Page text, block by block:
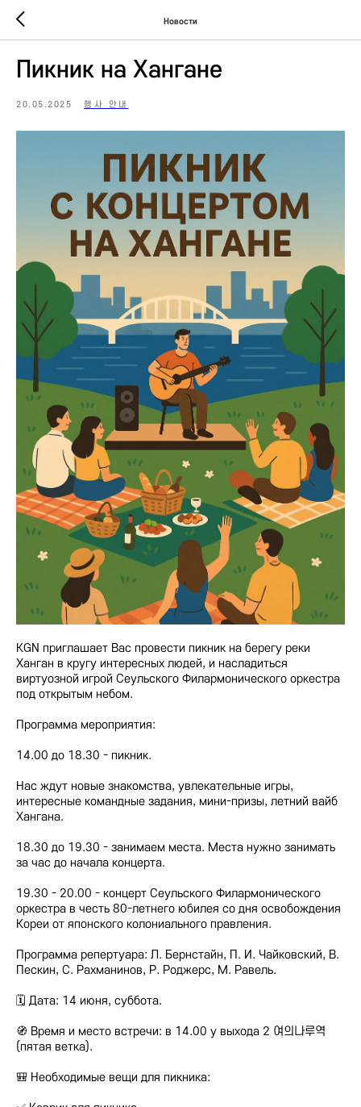
Новости
Пикник на Хангане
20.05.2025 행사 안내
KGN приглашает Вас провести пикник на берегу реки
Ханган в кругу интересных людей, и насладиться
виртуозной игрой Сеульского Филармонического оркестра
под открытым небом.
Программа мероприятия:
14.00 до 18.30 - пикник.
Нас ждут новые знакомства, увлекательные игры,
интересные командные задания, мини-призы, летний вайб
Хангана.
18.30 до 19.30 - занимаем места. Места нужно занимать
за час до начала концерта.
19.30 - 20.00 - концерт Сеульского Филармонического
оркестра в честь 80-летнего юбилея со дня освобождения
Кореи от японского колониального правления.
Программа репертуара: Л. Бернстайн, П. И. Чайковский, В.
Пескин, С. Рахманинов, Р. Роджерс, М. Равель.
🗓 Дата: 14 июня, суббота.
🧭 Время и место встречи: в 14.00 у выхода 2 여의나루역
(пятая ветка).
🎒 Необходимые вещи для пикника: